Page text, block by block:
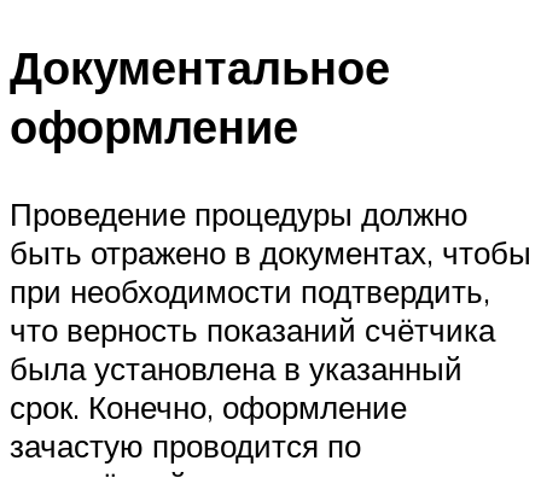
Документальное
оформление
Проведение процедуры должно
быть отражено в документах, чтобы
при необходимости подтвердить,
что верность показаний счётчика
была установлена в указанный
срок. Конечно, оформление
зачастую проводится по